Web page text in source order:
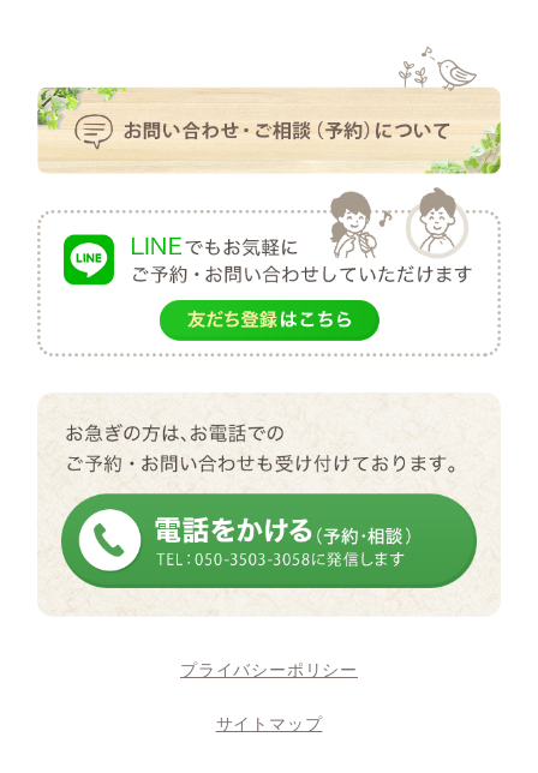
プライバシーポリシー
サイトマップ